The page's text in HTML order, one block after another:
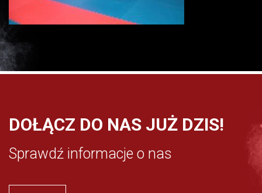
DOŁĄCZ DO NAS JUŻ DZIS!
Sprawdź informacje o nas